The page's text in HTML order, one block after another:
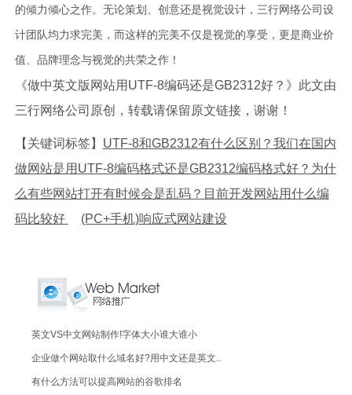
的倾力倾心之作。无论策划、创意还是视觉设计，三行网络公司设
计团队均力求完美，而这样的完美不仅是视觉的享受，更是商业价
值、品牌理念与视觉的共荣之作！
《做中英文版网站用UTF-8编码还是GB2312好？》此文由
三行网络公司原创，转载请保留原文链接，谢谢！
【关键词标签】 UTF-8和GB2312有什么区别？我们在国内
做网站是用UTF-8编码格式还是GB2312编码格式好？为什
么有些网站打开有时候会是乱码？目前开发网站用什么编
码比较好
(PC+手机)响应式网站建设
英文VS中文网站制作!字体大小谁大谁小
企业做个网站取什么域名好?用中文还是英文..
有什么方法可以提高网站的谷歌排名